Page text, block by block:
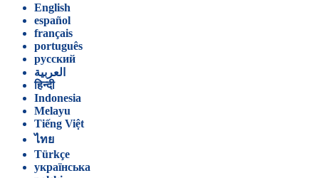
English
español
français
português
русский
العربية
हिन्दी
Indonesia
Melayu
Tiếng Việt
ไทย
Türkçe
українська